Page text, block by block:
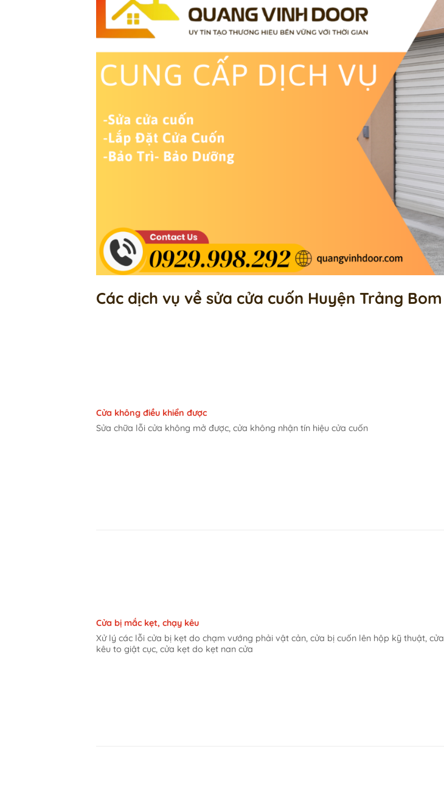
Các dịch vụ về sửa cửa cuốn Huyện Trảng Bom
Cửa không điều khiển được
Sửa chữa lỗi cửa không mở được, cửa không nhận tín hiệu cửa cuốn
Cửa bị mắc kẹt, chạy kêu
Xử lý các lỗi cửa bị kẹt do chạm vướng phải vật cản, cửa bị cuốn lên hộp kỹ thuật, cửa
kêu to giật cục, cửa kẹt do kẹt nan cửa